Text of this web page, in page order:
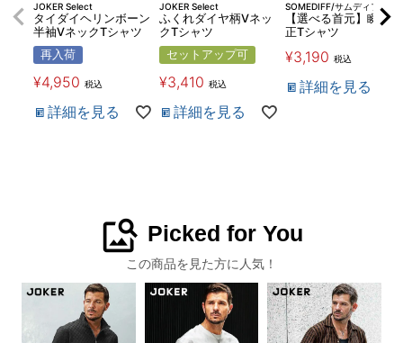
JOKER Select
タイダイヘリンボーン
半袖VネックTシャツ
再入荷
¥4,950 税込
詳細を見る
JOKER Select
ふくれダイヤ柄Vネッ
クTシャツ
セットアップ可
¥3,410 税込
詳細を見る
SOMEDIFF/サムディフ
【選べる首元】瞬間補
正Tシャツ
¥3,190 税込
詳細を見る
image_search Picked for You
この商品を見た方に人気！